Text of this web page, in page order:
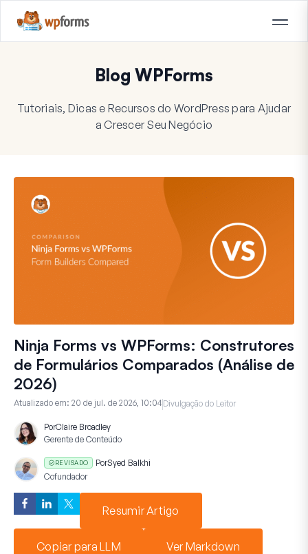
Blog WPForms
Tutoriais, Dicas e Recursos do WordPress para Ajudar
a Crescer Seu Negócio
Ninja Forms vs WPForms: Construtores
de Formulários Comparados (Análise de
2026)
Atualizado em: 20 de jul. de 2026, 10:04 Divulgação do Leitor
PorClaire Broadley
Gerente de Conteúdo
REVISADO PorSyed Balkhi
Cofundador
Resumir Artigo
Copiar para LLM Ver Markdown